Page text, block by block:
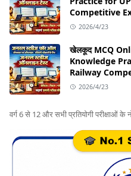
Competitive
2026/4/23
खेलकूद MCQ
Knowledge
Railway
2026/4/23
वर्ग 6 से 12 और सभी प्रतियोगी परीक्षाओं के